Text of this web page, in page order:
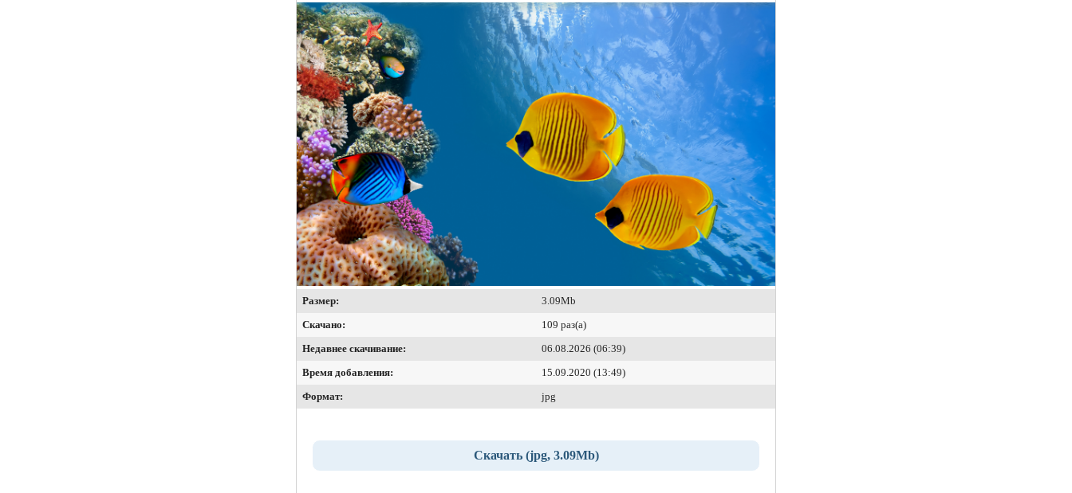
Размер:
3.09Mb
Скачано:
109 раз(а)
Недавнее скачивание:
06.08.2026 (06:39)
Время добавления:
15.09.2020 (13:49)
Формат:
jpg
Скачать (jpg, 3.09Mb)